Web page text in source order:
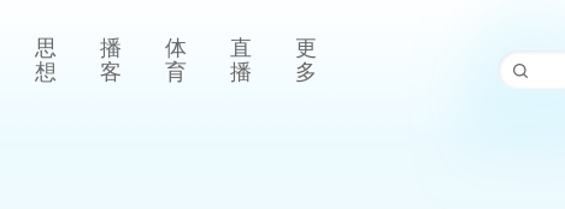
思
想
播
客
体
育
直
播
更
多